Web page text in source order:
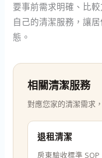
要事前需求明確、比
自己的清潔服務，讓
態。
相關清潔服務
對應您家的清潔需求
退租清潔
房東驗收標準